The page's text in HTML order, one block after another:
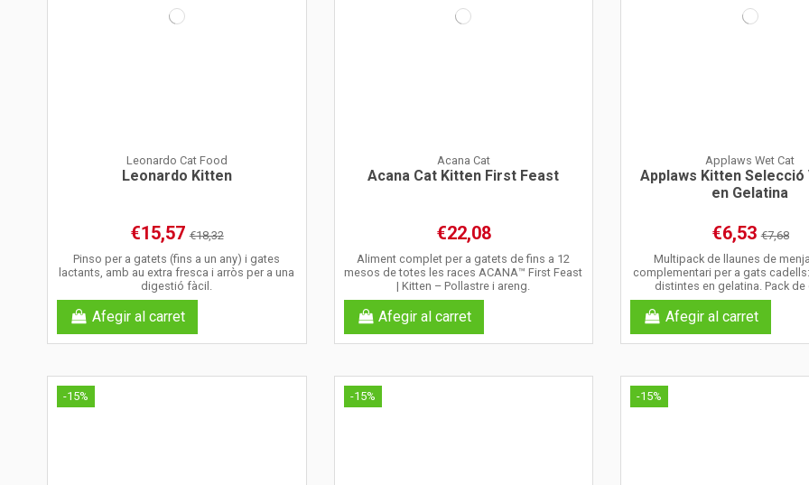
Leonardo Cat Food
Leonardo Kitten
€15,57€18,32
Pinso per a gatets (fins a un any) i gates
lactants, amb au extra fresca i arròs per a una
digestió fàcil.
Afegir al carret
Acana Cat
Acana Cat Kitten First Feast
€22,08
Aliment complet per a gatets de fins a 12
mesos de totes les races ACANA™ First Feast
| Kitten – Pollastre i areng.
Afegir al carret
Applaws Wet Cat
Applaws Kitten Selecció
en Gelatina
€6,53€7,68
Multipack de llaunes de
complementari per a gats
distintes en gelatina. Pack de
Afegir al carret
-15% -15% -15%